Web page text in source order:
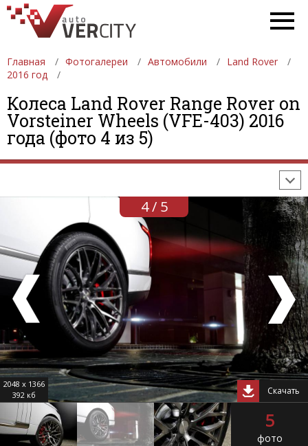
Главная Фотогалереи Автомобили
Land Rover
2016 год
Колеса Land Rover Range Rover on
Vorsteiner Wheels (VFE-403) 2016
года (фото 4 из 5)
ФОТОГАЛЕРЕИ АВТОМОБИЛИ
ДЕВУШКИ
АВТОСАЛОНЫ
ФОРМУЛА-1
4 / 5
2048 x 1366
392 кб
Скачать
5
фото